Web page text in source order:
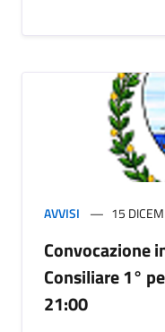
AVVISI 15
Convocazione
Consiliare 1°
21:00